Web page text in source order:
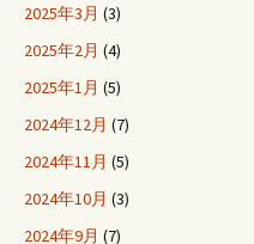
2025年3月 (3)
2025年2月 (4)
2025年1月 (5)
2024年12月 (7)
2024年11月 (5)
2024年10月 (3)
2024年9月 (7)